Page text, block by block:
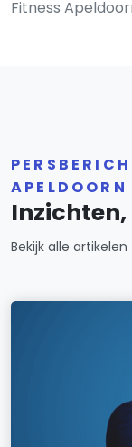
Fitness
APELDOORN
Inzichten,
Bekijk alle artikelen